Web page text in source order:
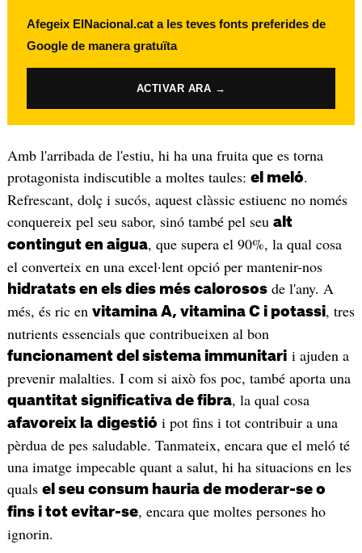
Afegeix ElNacional.cat a les teves fonts preferides de
Google de manera gratuïta
ACTIVAR ARA →
Amb l'arribada de l'estiu, hi ha una fruita que es torna
protagonista indiscutible a moltes taules: el meló.
Refrescant, dolç i sucós, aquest clàssic estiuenc no només
conquereix pel seu sabor, sinó també pel seu alt
contingut en aigua, que supera el 90%, la qual cosa
el converteix en una excel·lent opció per mantenir-nos
hidratats en els dies més calorososde l'any. A
més, és ric en vitamina A, vitamina C i potassi, tres
nutrients essencials que contribueixen al bon
funcionament del sistema immunitarii ajuden a
prevenir malalties. I com si això fos poc, també aporta una
quantitat significativa de fibra, la qual cosa
afavoreix la digestió i pot fins i tot contribuir a una
pèrdua de pes saludable. Tanmateix, encara que el meló té
una imatge impecable quant a salut, hi ha situacions en les
quals el seu consum hauria de moderar-se o
fins i tot evitar-se, encara que moltes persones ho
ignorin.